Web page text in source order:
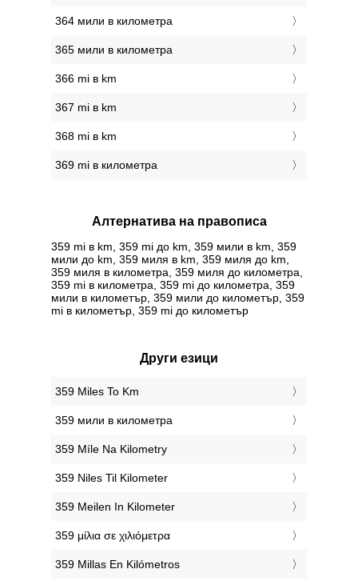
364 мили в километра
365 мили в километра
366 mi в km
367 mi в km
368 mi в km
369 mi в километра
Алтернатива на правописа
359 mi в km, 359 mi до km, 359 мили в km, 359
мили до km, 359 миля в km, 359 миля до km,
359 миля в километра, 359 миля до километра,
359 mi в километра, 359 mi до километра, 359
мили в километър, 359 мили до километър, 359
mi в километър, 359 mi до километър
Други езици
‎359 Miles To Km
‎359 мили в километра
‎359 Míle Na Kilometry
‎359 Niles Til Kilometer
‎359 Meilen In Kilometer
‎359 μίλια σε χιλιόμετρα
‎359 Millas En Kilómetros